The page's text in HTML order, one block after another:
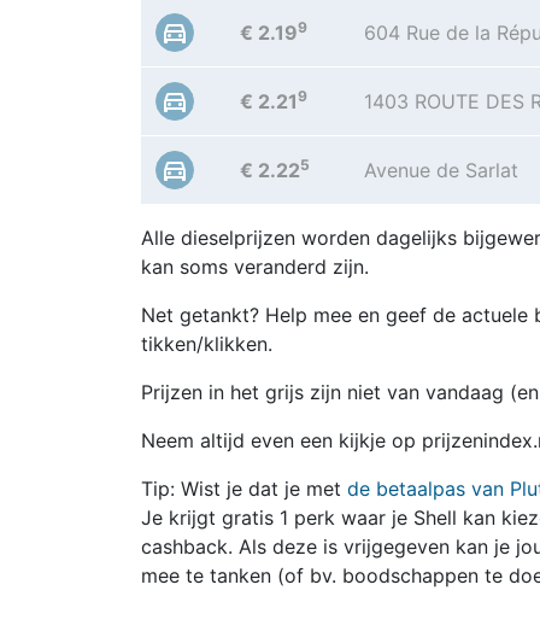
€ 2.199 604 Rue de la
€ 2.219 1403 ROUTE DES
€ 2.225 Avenue de Sarlat
Alle dieselprijzen worden dagelijks
kan soms veranderd zijn.
Net getankt? Help mee en geef de
tikken/klikken.
Prijzen in het grijs zijn niet van vandaag
Neem altijd even een kijkje op
Tip: Wist je dat je met de betaalpas van
Je krijgt gratis 1 perk waar je Shell kan
cashback. Als deze is vrijgegeven kan je
mee te tanken (of bv. boodschappen te